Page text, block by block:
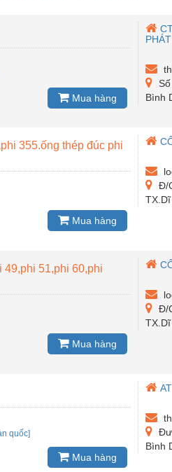
Mua hàng
PHÁT
Bình
355.ống thép đúc phi
Mua hàng
Đ/
49,phi 51,phi 60,phi
Mua hàng
Đ/
quốc]
Mua hàng
Bình